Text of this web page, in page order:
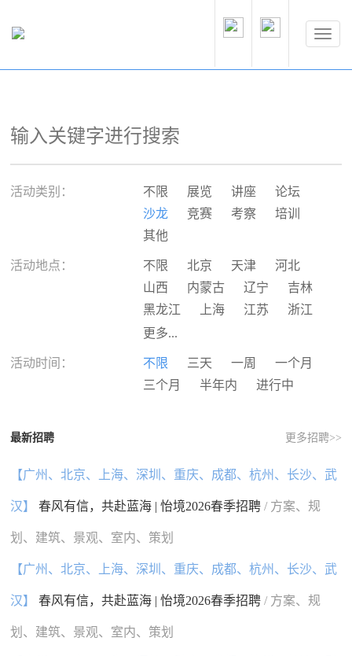
活动类别： 不限 展览 讲座
论坛
沙龙
竞赛 考察
培训
其他
活动地点： 不限 北京 天津
河北
山西
内蒙古 辽宁
吉林
黑龙江
上海 江苏
浙江
安徽
广东
广西
海南 重庆
四川
国外
更多...
活动时间： 不限 三天 一周
一个月
三个月
半年内 进行中
最新招聘 更多招聘>>
【广州、北京、上海、深圳、重庆、成都、杭州、长沙、武
汉】 春风有信，共赴蓝海 | 怡境2026春季招聘/ 方案、规
划、建筑、景观、室内、策划
【广州、北京、上海、深圳、重庆、成都、杭州、长沙、武
汉】 春风有信，共赴蓝海 | 怡境2026春季招聘/ 方案、规
划、建筑、景观、室内、策划